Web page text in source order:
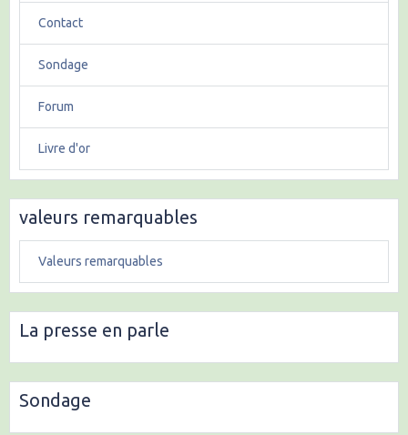
Contact
Sondage
Forum
Livre d'or
valeurs remarquables
Valeurs remarquables
La presse en parle
Sondage